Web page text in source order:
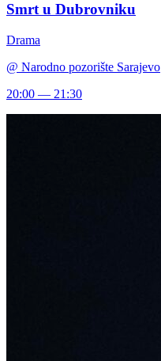
Smrt u Dubrovniku
Drama
@ Narodno pozorište Sarajevo
20:00 — 21:30